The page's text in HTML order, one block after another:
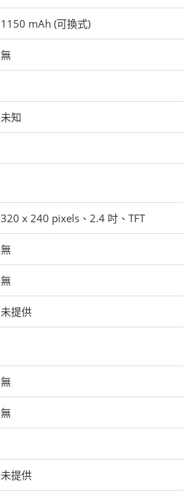
1150 mAh (可換式)
無
未知
320 x 240 pixels、2.4 吋、TFT
無
無
未提供
無
無
未提供